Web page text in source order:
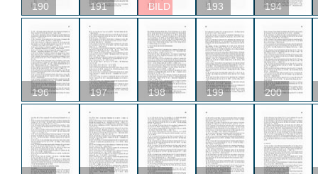
190 191 BILD 193 194
196 197 198 199 200